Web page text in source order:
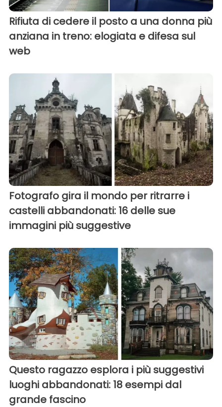
Rifiuta di cedere il posto a una donna più
anziana in treno: elogiata e difesa sul
web
Fotografo gira il mondo per ritrarre i
castelli abbandonati: 16 delle sue
immagini più suggestive
Questo ragazzo esplora i più suggestivi
luoghi abbandonati: 18 esempi dal
grande fascino